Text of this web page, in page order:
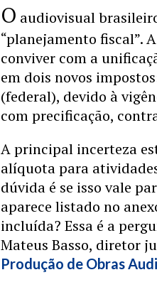
O audiovisual
“planejamento fiscal”.
conviver com a
em dois novos
(federal), devido à
com precificação,
A principal incerteza
alíquota para
dúvida é se isso vale
aparece listado no
incluída? Essa é a
Mateus Basso, diretor
Produção de Obras